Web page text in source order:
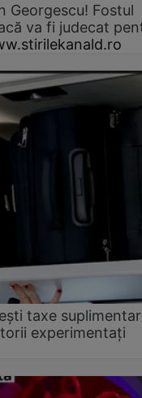
Georgescu! Fostul
va fi judecat
taxe
experimentați